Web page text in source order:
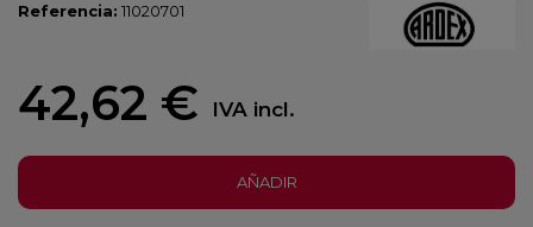
Referencia: 11020701
42,62 € IVA incl.
AÑADIR